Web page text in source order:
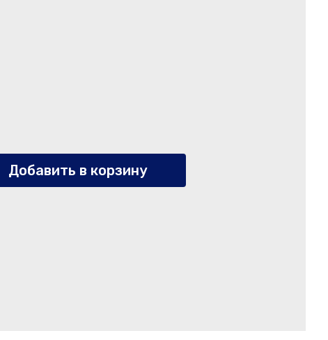
Добавить в корзину